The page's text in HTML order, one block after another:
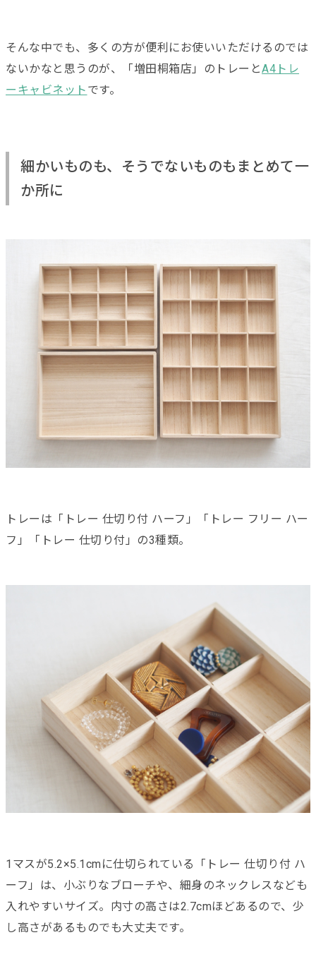
そんな中でも、多くの方が便利にお使いいただけるのでは
ないかなと思うのが、「増田桐箱店」のトレーとA4トレ
ーキャビネット です。
細かいものも、そうでないものもまとめて一
か所に
トレーは「トレー 仕切り付 ハーフ」「トレー フリー ハー
フ」「トレー 仕切り付」の3種類。
1マスが5.2×5.1cmに仕切られている「トレー 仕切り付 ハ
ーフ」は、小ぶりなブローチや、細身のネックレスなども
入れやすいサイズ。内寸の高さは2.7cmほどあるので、少
し高さがあるものでも大丈夫です。